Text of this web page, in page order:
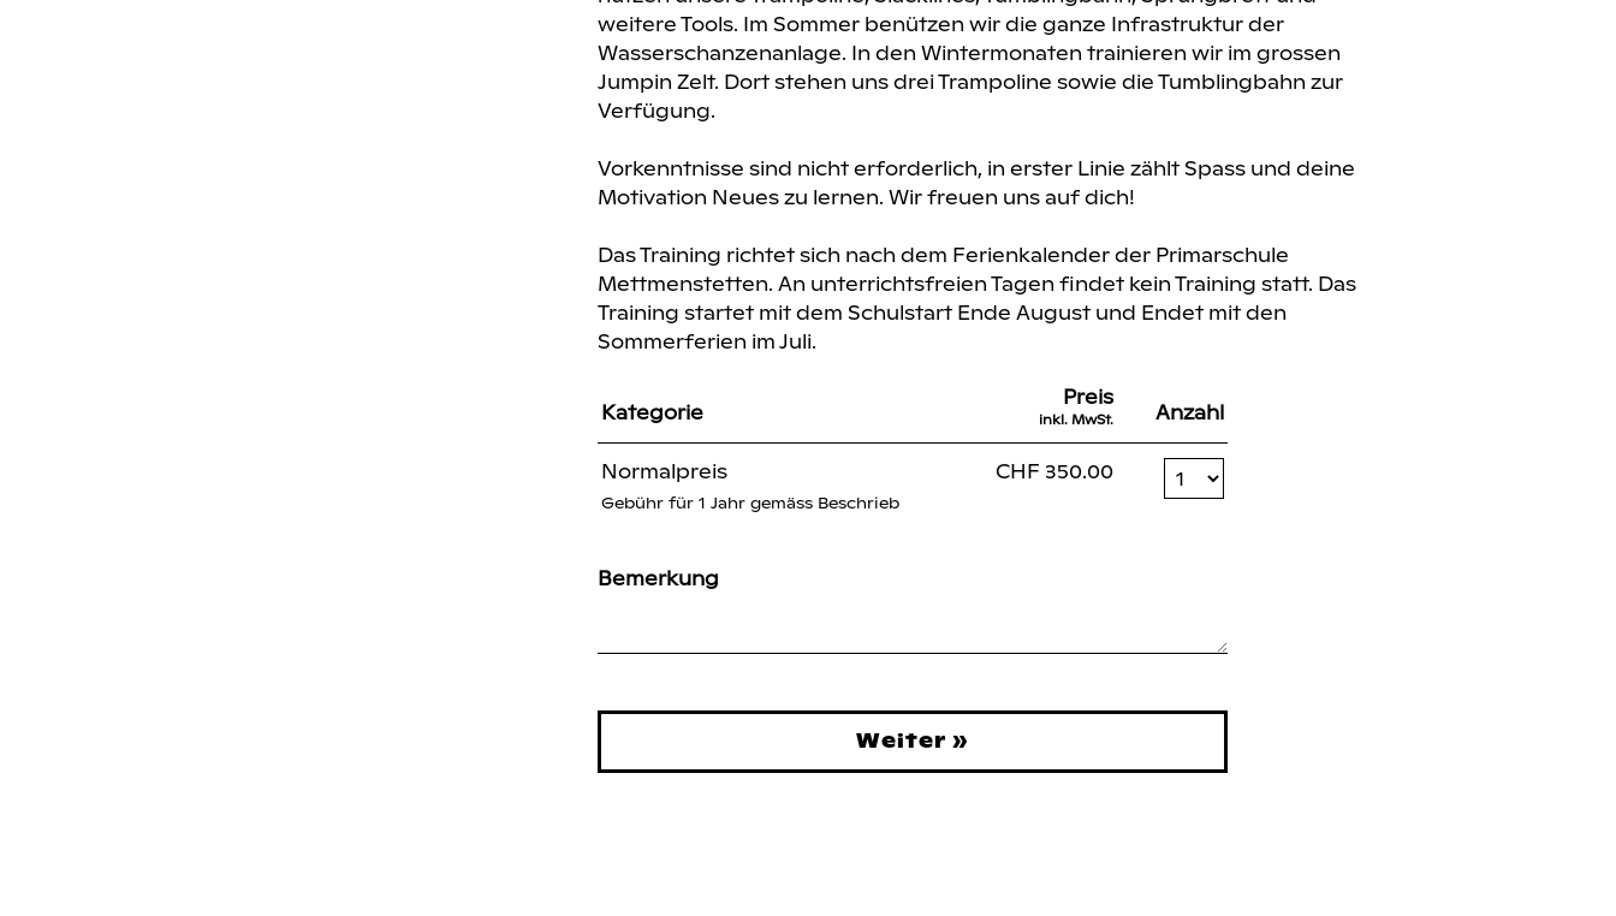
weitere Tools. Im Sommer benützen wir die ganze Infrastruktur der
Wasserschanzenanlage. In den Wintermonaten trainieren wir im grossen
Jumpin Zelt. Dort stehen uns drei Trampoline sowie die Tumblingbahn zur
Verfügung.
Vorkenntnisse sind nicht erforderlich, in erster Linie zählt Spass und deine
Motivation Neues zu lernen. Wir freuen uns auf dich!
Das Training richtet sich nach dem Ferienkalender der Primarschule
Mettmenstetten. An unterrichtsfreien Tagen findet kein Training statt. Das
Training startet mit dem Schulstart Ende August und Endet mit den
Sommerferien im Juli.
Kategorie
Preis
inkl. MwSt. Anzahl
Normalpreis
Gebühr für 1 Jahr gemäss Beschrieb
CHF 350.00 Anzahl Tickets Normalpreis
Bemerkung
Weiter »